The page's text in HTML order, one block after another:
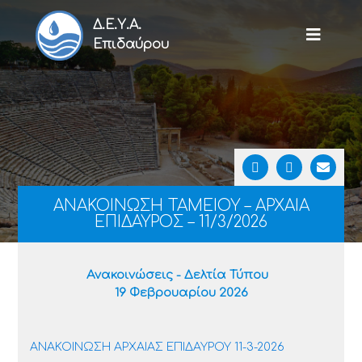
Δ.Ε.Υ.Α.
Επιδαύρου
ΑΝΑΚΟΙΝΩΣΗ ΤΑΜΕΙΟΥ – ΑΡΧΑΙΑ
ΕΠΙΔΑΥΡΟΣ – 11/3/2026
Ανακοινώσεις - Δελτία Τύπου
19 Φεβρουαρίου 2026
ΑΝΑΚΟΙΝΩΣΗ ΑΡΧΑΙΑΣ ΕΠΙΔΑΥΡΟΥ 11-3-2026